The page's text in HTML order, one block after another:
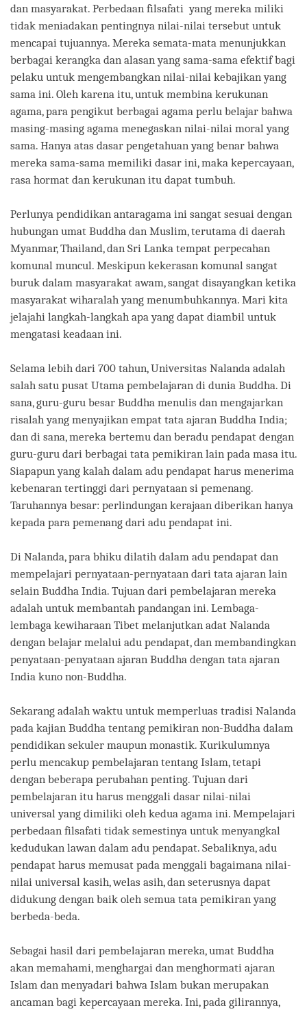
dan masyarakat. Perbedaan filsafati yang mereka miliki
tidak meniadakan pentingnya nilai-nilai tersebut untuk
mencapai tujuannya. Mereka semata-mata menunjukkan
berbagai kerangka dan alasan yang sama-sama efektif bagi
pelaku untuk mengembangkan nilai-nilai kebajikan yang
sama ini. Oleh karena itu, untuk membina kerukunan
agama, para pengikut berbagai agama perlu belajar bahwa
masing-masing agama menegaskan nilai-nilai moral yang
sama. Hanya atas dasar pengetahuan yang benar bahwa
mereka sama-sama memiliki dasar ini, maka kepercayaan,
rasa hormat dan kerukunan itu dapat tumbuh.
Perlunya pendidikan antaragama ini sangat sesuai dengan
hubungan umat Buddha dan Muslim, terutama di daerah
Myanmar, Thailand, dan Sri Lanka tempat perpecahan
komunal muncul. Meskipun kekerasan komunal sangat
buruk dalam masyarakat awam, sangat disayangkan ketika
masyarakat wiharalah yang menumbuhkannya. Mari kita
jelajahi langkah-langkah apa yang dapat diambil untuk
mengatasi keadaan ini.
Selama lebih dari 700 tahun, Universitas Nalanda adalah
salah satu pusat Utama pembelajaran di dunia Buddha. Di
sana, guru-guru besar Buddha menulis dan mengajarkan
risalah yang menyajikan empat tata ajaran Buddha India;
dan di sana, mereka bertemu dan beradu pendapat dengan
guru-guru dari berbagai tata pemikiran lain pada masa itu.
Siapapun yang kalah dalam adu pendapat harus menerima
kebenaran tertinggi dari pernyataan si pemenang.
Taruhannya besar: perlindungan kerajaan diberikan hanya
kepada para pemenang dari adu pendapat ini.
Di Nalanda, para bhiku dilatih dalam adu pendapat dan
mempelajari pernyataan-pernyataan dari tata ajaran lain
selain Buddha India. Tujuan dari pembelajaran mereka
adalah untuk membantah pandangan ini. Lembaga-
lembaga kewiharaan Tibet melanjutkan adat Nalanda
dengan belajar melalui adu pendapat, dan membandingkan
penyataan-penyataan ajaran Buddha dengan tata ajaran
India kuno non-Buddha.
Sekarang adalah waktu untuk memperluas tradisi Nalanda
pada kajian Buddha tentang pemikiran non-Buddha dalam
pendidikan sekuler maupun monastik. Kurikulumnya
perlu mencakup pembelajaran tentang Islam, tetapi
dengan beberapa perubahan penting. Tujuan dari
pembelajaran itu harus menggali dasar nilai-nilai
universal yang dimiliki oleh kedua agama ini. Mempelajari
perbedaan filsafati tidak semestinya untuk menyangkal
kedudukan lawan dalam adu pendapat. Sebaliknya, adu
pendapat harus memusat pada menggali bagaimana nilai-
nilai universal kasih, welas asih, dan seterusnya dapat
didukung dengan baik oleh semua tata pemikiran yang
berbeda-beda.
Sebagai hasil dari pembelajaran mereka, umat Buddha
akan memahami, menghargai dan menghormati ajaran
Islam dan menyadari bahwa Islam bukan merupakan
ancaman bagi kepercayaan mereka. Ini, pada gilirannya,